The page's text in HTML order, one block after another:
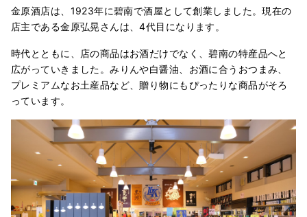
金原酒店は、1923年に碧南で酒屋として創業しました。現在の
店主である金原弘晃さんは、4代目になります。
時代とともに、店の商品はお酒だけでなく、碧南の特産品へと
広がっていきました。みりんや白醤油、お酒に合うおつまみ、
プレミアムなお土産品など、贈り物にもぴったりな商品がそろ
っています。